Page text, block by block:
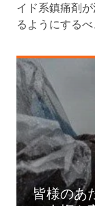
イド系鎮痛剤
るようにするべ
皆様のあ